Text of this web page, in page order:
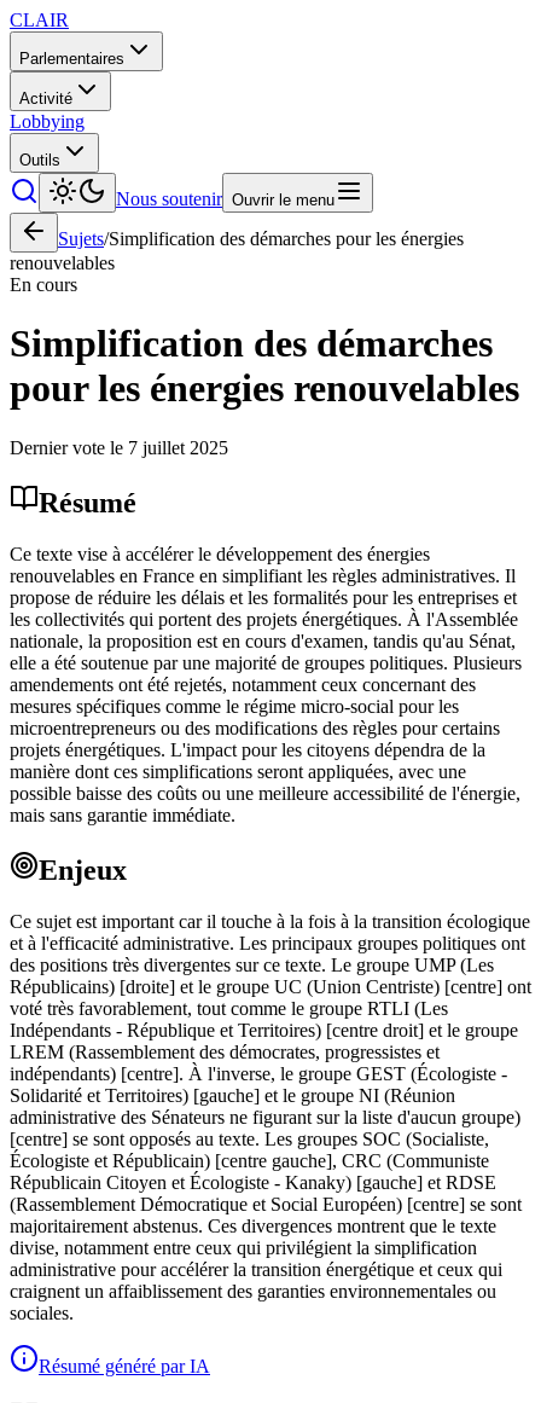
CLAIR
Parlementaires
Activité
Lobbying
Outils
Nous soutenir Ouvrir le menu
Sujets/Simplification des démarches pour les énergies
renouvelables
En cours
Simplification des démarches
pour les énergies renouvelables
Dernier vote le 7 juillet 2025
Résumé
Ce texte vise à accélérer le développement des énergies
renouvelables en France en simplifiant les règles administratives. Il
propose de réduire les délais et les formalités pour les entreprises et
les collectivités qui portent des projets énergétiques. À l'Assemblée
nationale, la proposition est en cours d'examen, tandis qu'au Sénat,
elle a été soutenue par une majorité de groupes politiques. Plusieurs
amendements ont été rejetés, notamment ceux concernant des
mesures spécifiques comme le régime micro-social pour les
microentrepreneurs ou des modifications des règles pour certains
projets énergétiques. L'impact pour les citoyens dépendra de la
manière dont ces simplifications seront appliquées, avec une
possible baisse des coûts ou une meilleure accessibilité de l'énergie,
mais sans garantie immédiate.
Enjeux
Ce sujet est important car il touche à la fois à la transition écologique
et à l'efficacité administrative. Les principaux groupes politiques ont
des positions très divergentes sur ce texte. Le groupe UMP (Les
Républicains) [droite] et le groupe UC (Union Centriste) [centre] ont
voté très favorablement, tout comme le groupe RTLI (Les
Indépendants - République et Territoires) [centre droit] et le groupe
LREM (Rassemblement des démocrates, progressistes et
indépendants) [centre]. À l'inverse, le groupe GEST (Écologiste -
Solidarité et Territoires) [gauche] et le groupe NI (Réunion
administrative des Sénateurs ne figurant sur la liste d'aucun groupe)
[centre] se sont opposés au texte. Les groupes SOC (Socialiste,
Écologiste et Républicain) [centre gauche], CRC (Communiste
Républicain Citoyen et Écologiste - Kanaky) [gauche] et RDSE
(Rassemblement Démocratique et Social Européen) [centre] se sont
majoritairement abstenus. Ces divergences montrent que le texte
divise, notamment entre ceux qui privilégient la simplification
administrative pour accélérer la transition énergétique et ceux qui
craignent un affaiblissement des garanties environnementales ou
sociales.
Résumé généré par IA